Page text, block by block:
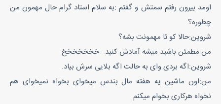
اومد بیرون رفتم سمتش و گفتم :به سلام استاد گرام حال مهمون من
چطوره؟
شروین:حالا کو تا مهمونت بشه؟
من:مطمئن باشید میشه آمادش کنید...خخخخخخخ
شروین:اگه بردی وای به حالت اگه بلایی سرش بیاد.
من:اون ماشین یه هفته مال بندس میخوای بخواه نمیخوای هم
نخواه هرکاری بخوام میکنم